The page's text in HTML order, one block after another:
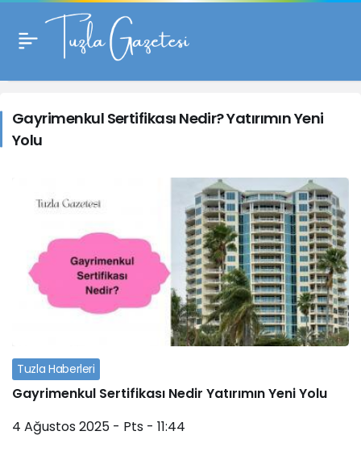
Gayrimenkul
Sertifikası
Yatırımın
Yeni
Yolu
Haberleri
Gayrimenkul Sertifikası Nedir? Yatırımın Yeni
Yolu
Tuzla Haberleri
Gayrimenkul Sertifikası Nedir Yatırımın Yeni Yolu
4 Ağustos 2025 - Pts - 11:44